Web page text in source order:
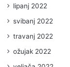
lipanj 2022
svibanj 2022
travanj 2022
ožujak 2022